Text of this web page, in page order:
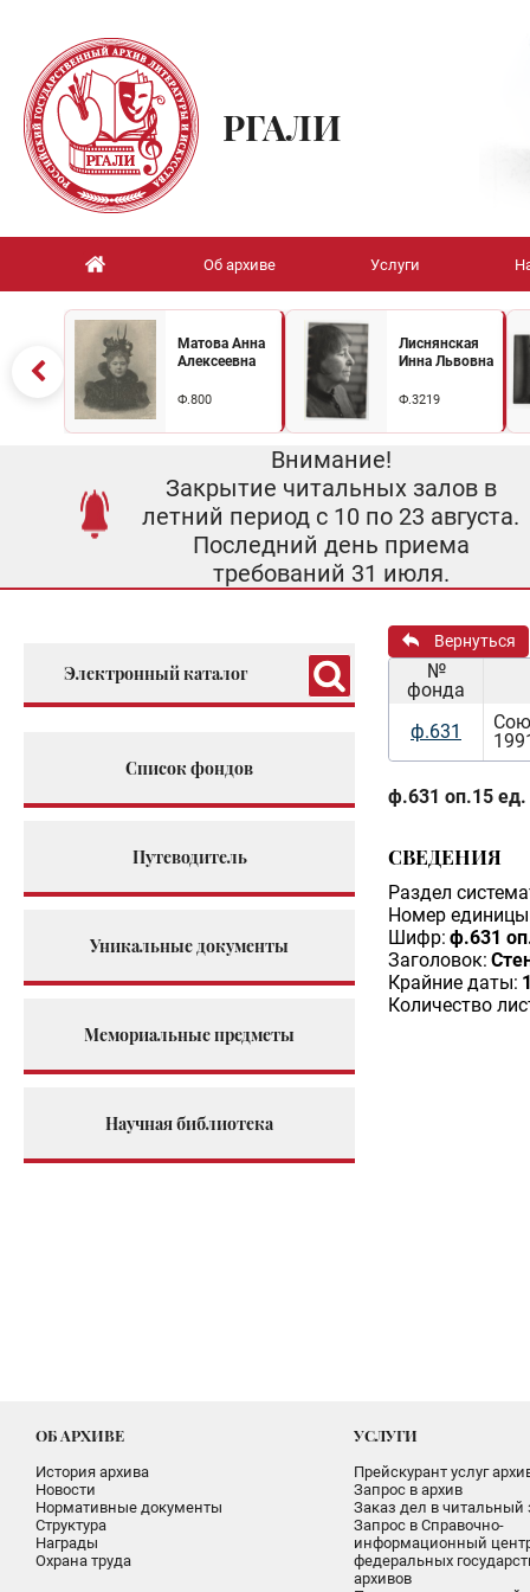
РГАЛИ
Об архиве Услуги
Матова Анна
Алексеевна
Ф.800
Лиснянская
Инна Львовна
Ф.3219
Внимание!
Закрытие читальных залов в
летний период с 10 по 23 августа.
Последний день приема
требований 31 июля.
Электронный каталог
Список фондов
Путеводитель
Уникальные документы
Мемориальные предметы
Научная библиотека
Вернуться
№
фонда
ф.631
ф.631 оп.15 ед.
СВЕДЕНИЯ
Раздел
Номер единицы
Шифр: ф.631
Заголовок:
Крайние даты:
Количество
ОБ АРХИВЕ
История архива
Новости
Нормативные документы
Структура
Награды
Охрана труда
УСЛУГИ
Прейскурант услуг
Запрос в архив
Заказ дел в читальный
Запрос в Справочно-
информационный
федеральных
архивов